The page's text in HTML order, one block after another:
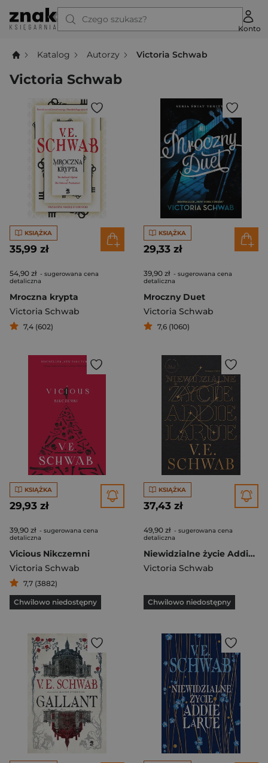
Czego szukasz?
Konto
Katalog Autorzy Victoria Schwab
Victoria Schwab
KSIĄŻKA
35,99 zł
54,90 zł - sugerowana cena
detaliczna
Mroczna krypta
Victoria Schwab
7,4 (602)
KSIĄŻKA
29,33 zł
39,90 zł - sugerowana cena
detaliczna
Mroczny Duet
Victoria Schwab
7,6 (1060)
KSIĄŻKA
29,93 zł
39,90 zł - sugerowana cena
detaliczna
Vicious Nikczemni
Victoria Schwab
7,7 (3882)
Chwilowo niedostępny
KSIĄŻKA
37,43 zł
49,90 zł - sugerowana cena
detaliczna
Niewidzialne życie Addie LaRue
Victoria Schwab
Chwilowo niedostępny